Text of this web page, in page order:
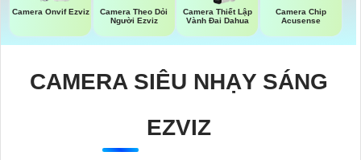
Camera Onvif Ezviz
Camera Theo Dỏi
Người Ezviz
Camera Thiết Lập
Vành Đai Dahua
Camera Chip
Acusense
CAMERA SIÊU NHẠY SÁNG
EZVIZ